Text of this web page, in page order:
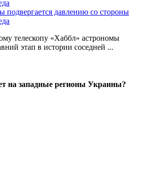
подвергается давлению со стороны
телескопу «Хаббл» астрономы
этап в истории соседней ...
на западные регионы Украины?